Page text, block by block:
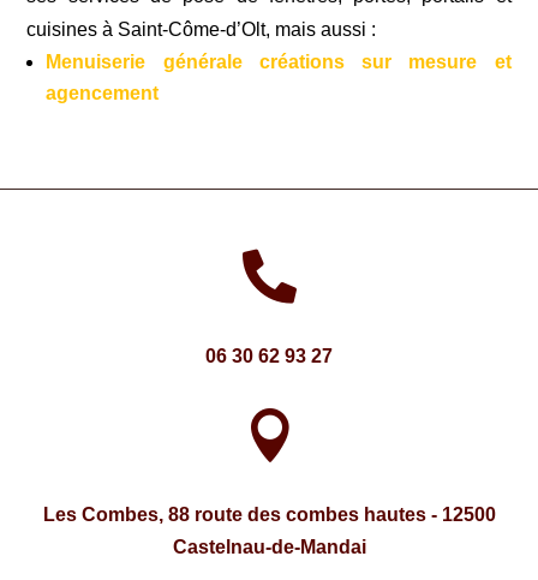
cuisinesà Saint-Côme-d’Olt, mais aussi :
Menuiserie générale créations sur mesure et
agencement

06 30 62 93 27

Les Combes, 88 route des combes hautes - 12500
Castelnau-de-Mandai